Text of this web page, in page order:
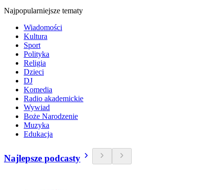
Najpopularniejsze tematy
Wiadomości
Kultura
Sport
Polityka
Religia
Dzieci
DJ
Komedia
Radio akademickie
Wywiad
Boże Narodzenie
Muzyka
Edukacja
Najlepsze podcasty